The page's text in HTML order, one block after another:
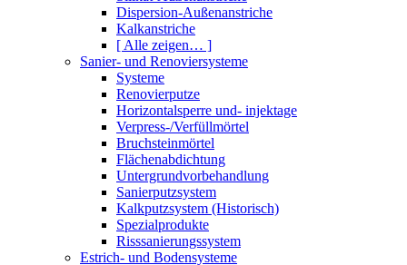
Dispersion-Außenanstriche
Kalkanstriche
[ Alle zeigen… ]
Sanier- und Renoviersysteme
Systeme
Renovierputze
Horizontalsperre und- injektage
Verpress-/Verfüllmörtel
Bruchsteinmörtel
Flächenabdichtung
Untergrundvorbehandlung
Sanierputzsystem
Kalkputzsystem (Historisch)
Spezialprodukte
Risssanierungssystem
Estrich- und Bodensysteme